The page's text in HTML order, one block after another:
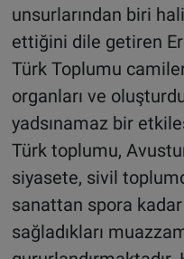
unsurlarından biri
ettiğini dile getiren
Türk Toplumu
organları ve
yadsınamaz bir
Türk toplumu,
siyasete, sivil
sanattan spora
sağladıkları